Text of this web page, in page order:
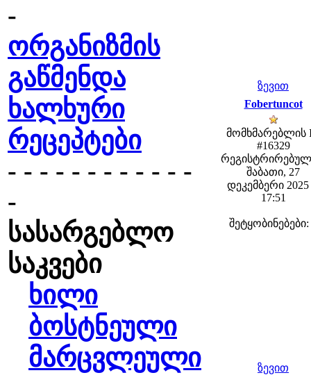
-
ორგანიზმის
გაწმენდა
ხალხური
რეცეპტები
- - - - - - - - - - - -
-
სასარგებლო
საკვები
ხილი
ბოსტნეული
მარცვლეული
ზევით
Fobertuncot
მომხმარებლის
#16329
შაბათი, 27
დეკემბერი 2025
17:51
შეტყობინებები:
ზევით